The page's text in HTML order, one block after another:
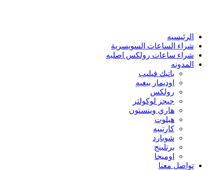
الرئيسيه
شراء الساعات السويسرية
شراء ساعات رولكس اصليه
المدونه
باتيك فيليب
اوديمار بيغيه
رولكس
جيجر لوكولتر
هاري وينستون
هبلوت
كارتييه
شوبارد
برتلينج
اوميجا
تواصل معنا